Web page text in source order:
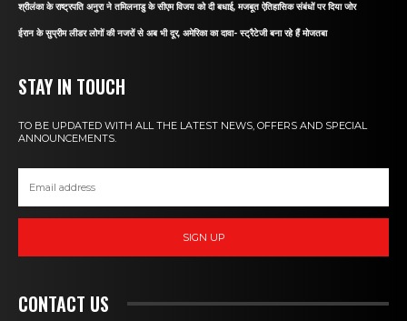
श्रीलंका के राष्ट्रपति अनुरा ने तमिलनाडु के सीएम विजय को दी बधाई, मजबूत ऐतिहासिक संबंधों पर दिया जोर
ईरान के सुप्रीम लीडर लोगों की नजरों से अब भी दूर, अमेरिका का दावा- स्ट्रैटेजी बना रहे हैं मोजतबा
STAY IN TOUCH
TO BE UPDATED WITH ALL THE LATEST NEWS, OFFERS AND SPECIAL
ANNOUNCEMENTS.
SIGN UP
CONTACT US